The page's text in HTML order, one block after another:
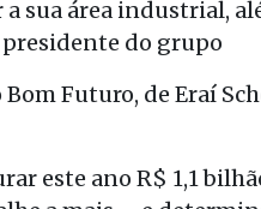
sua área industrial,
presidente do grupo
Futuro, de Eraí
este ano R$ 1,1